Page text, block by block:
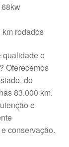
rodados
qualidade e
Oferecemos
do
83.000 km.
e
conservação.